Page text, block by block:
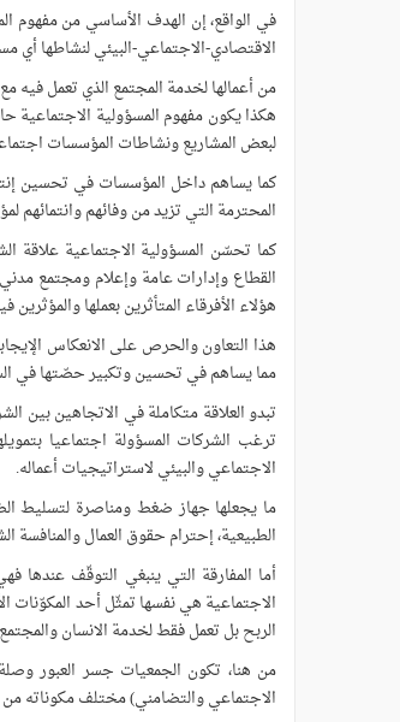
في الواقع، إن الهدف الأساسي من مفهوم
الاقتصادي-الاجتماعي-البيئي لنشاطها أي
من أعمالها لخدمة المجتمع الذي تعمل فيه
هكذا يكون مفهوم المسؤولية الاجتماعية
لبعض المشاريع ونشاطات المؤسسات
كما يساهم داخل المؤسسات في تحسين
المحترمة التي تزيد من وفائهم وانتمائهم
كما تحسّن المسؤولية الاجتماعية علاقة
القطاع وإدارات عامة وإعلام ومجتمع
هؤلاء الأفرقاء المتأثرين بعملها
هذا التعاون والحرص على الانعكاس
مما يساهم في تحسين وتكبير حصّتها في
تبدو العلاقة متكاملة في الاتجاهين بين
ترغب الشركات المسؤولة اجتماعيا
الاجتماعي والبيئي لاستراتيجيات أعماله.
ما يجعلها جهاز ضغط ومناصرة لتسليط
الطبيعية، إحترام حقوق العمال
أما المفارقة التي ينبغي التوقّف عندها
الاجتماعية هي نفسها تمثّل أحد المكوّنات
الربح بل تعمل فقط لخدمة الانسان
من هنا، تكون الجمعيات جسر العبور
الاجتماعي والتضامني) مختلف مكوناته